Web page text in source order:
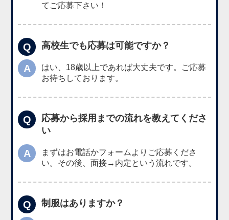
てご応募下さい！
Q 高校生でも応募は可能ですか？
A
はい、18歳以上であれば大丈夫です。ご応募
お待ちしております。
Q
応募から採用までの流れを教えてくださ
い
A
まずはお電話かフォームよりご応募くださ
い。その後、面接→内定という流れです。
Q 制服はありますか？